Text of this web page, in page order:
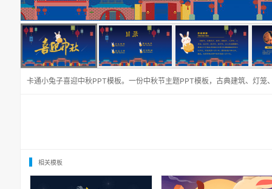
卡通小兔子喜迎中秋PPT模板。一份中秋节主题PPT模板，古典建筑、灯笼
相关模板